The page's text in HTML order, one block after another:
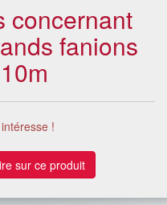
concernant
fanions
!
sur ce produit